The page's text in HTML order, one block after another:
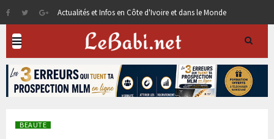
Actualités et Infos en Côte d'Ivoire et dans le Monde
BEAUTE